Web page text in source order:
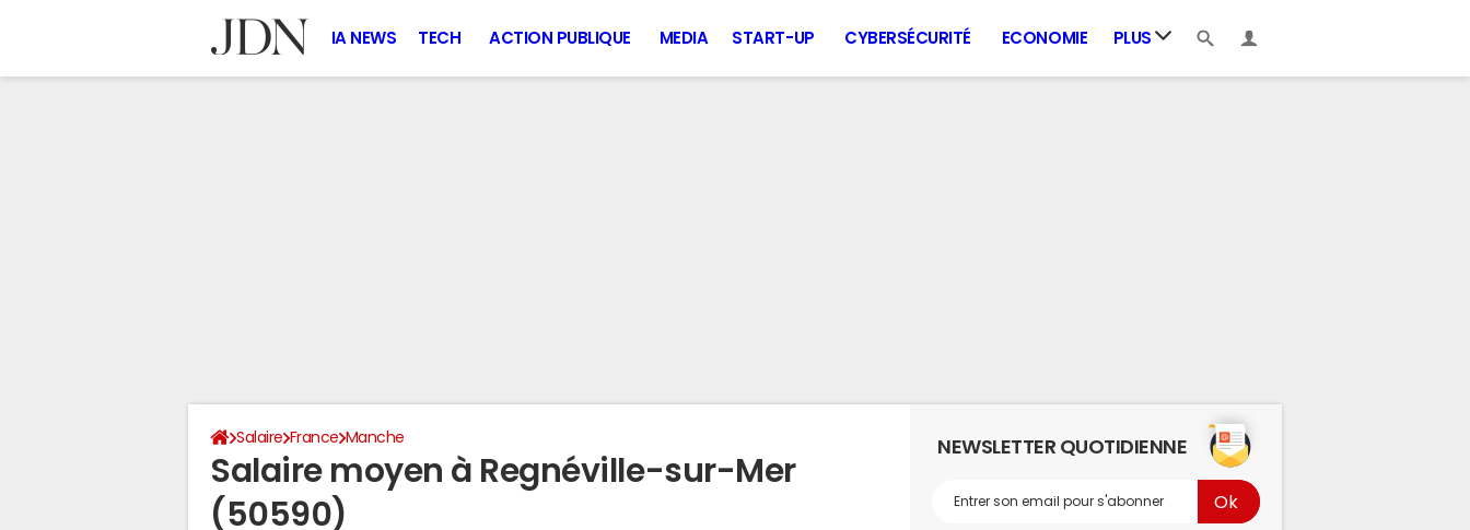
IA NEWS TECH ACTION PUBLIQUE MEDIA START-UP CYBERSÉCURITÉ ECONOMIE PLUS
Salaire France Manche
Salaire moyen à Regnéville-sur-Mer
(50590)
NEWSLETTER QUOTIDIENNE